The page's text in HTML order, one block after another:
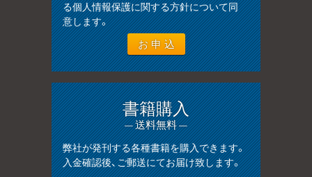
る個人情報保護に関する方針について同
意します。
書籍購入
— 送料無料 —
弊社が発刊する各種書籍を購入できます。
入金確認後、ご郵送にてお届け致します。